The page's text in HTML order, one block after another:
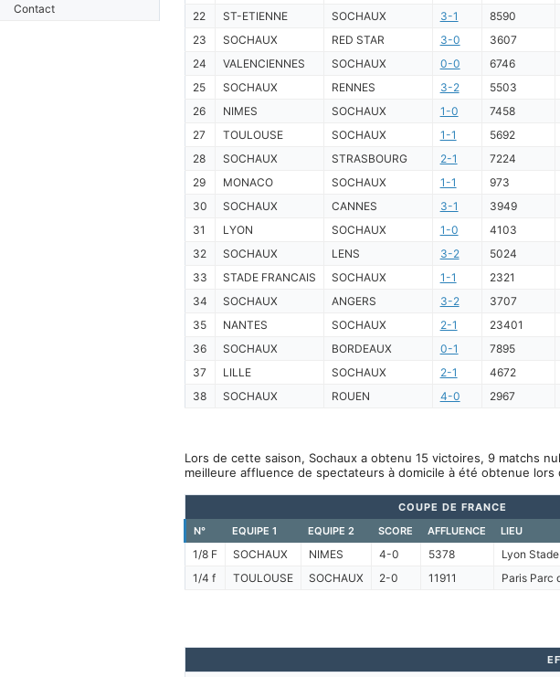
Contact
22
ST-ETIENNE SOCHAUX 3-1 8590
23
SOCHAUX RED STAR 3-0 3607
24
VALENCIENNES SOCHAUX 0-0 6746
25
SOCHAUX RENNES 3-2 5503
26
NIMES SOCHAUX 1-0 7458
27
TOULOUSE SOCHAUX 1-1 5692
28
SOCHAUX STRASBOURG 2-1 7224
29
MONACO SOCHAUX 1-1 973
30
SOCHAUX CANNES 3-1 3949
31
LYON SOCHAUX 1-0 4103
32
SOCHAUX LENS 3-2 5024
33
STADE FRANCAIS SOCHAUX 1-1 2321
34
SOCHAUX ANGERS 3-2 3707
35
NANTES SOCHAUX 2-1 23401
36
SOCHAUX BORDEAUX 0-1 7895
37
LILLE SOCHAUX 2-1 4672
38
SOCHAUX ROUEN 4-0 2967
Lors de cette saison, Sochaux a obtenu 15 victoires, 9 matchs
meilleure affluence de spectateurs à domicile à été obtenue
COUPE DE FRANCE
N°
EQUIPE 1 EQUIPE 2 SCORE AFFLUENCE LIEU
1/8 F SOCHAUX NIMES 4-0 5378
Lyon
1/4 f
TOULOUSE SOCHAUX 2-0 11911 Paris Parc